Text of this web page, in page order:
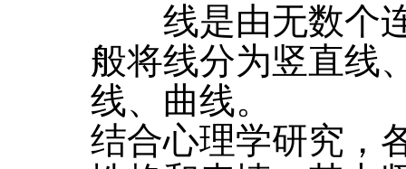
线是由无数个连
般将线分为竖直线
线、曲线。
结合心理学研究，